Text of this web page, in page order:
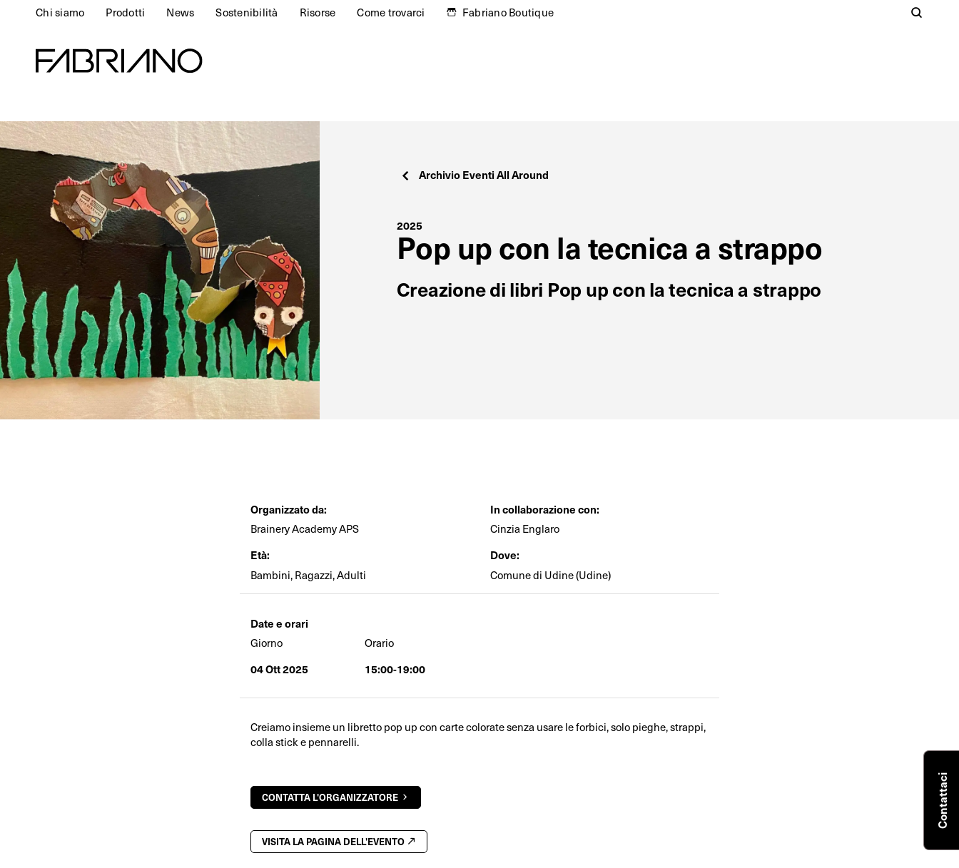
Chi siamo Prodotti News Sostenibilità Risorse Come trovarci Fabriano Boutique
Archivio Eventi All Around
2025
Pop up con la tecnica a strappo
Creazione di libri Pop up con la tecnica a strappo
Organizzato da:
Brainery Academy APS
In collaborazione con:
Cinzia Englaro
Età:
Bambini, Ragazzi, Adulti
Dove:
Comune di Udine (Udine)
Date e orari
Giorno Orario
04 Ott 2025 15:00-19:00
Creiamo insieme un libretto pop up con carte colorate senza usare le forbici, solo pieghe, strappi,
colla stick e pennarelli.
CONTATTA L'ORGANIZZATORE
VISITA LA PAGINA DELL'EVENTO
Contattaci